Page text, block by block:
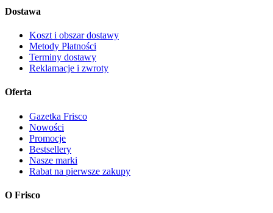
Dostawa
Koszt i obszar dostawy
Metody Płatności
Terminy dostawy
Reklamacje i zwroty
Oferta
Gazetka Frisco
Nowości
Promocje
Bestsellery
Nasze marki
Rabat na pierwsze zakupy
O Frisco